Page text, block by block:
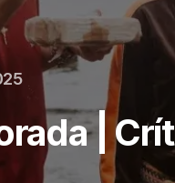
|